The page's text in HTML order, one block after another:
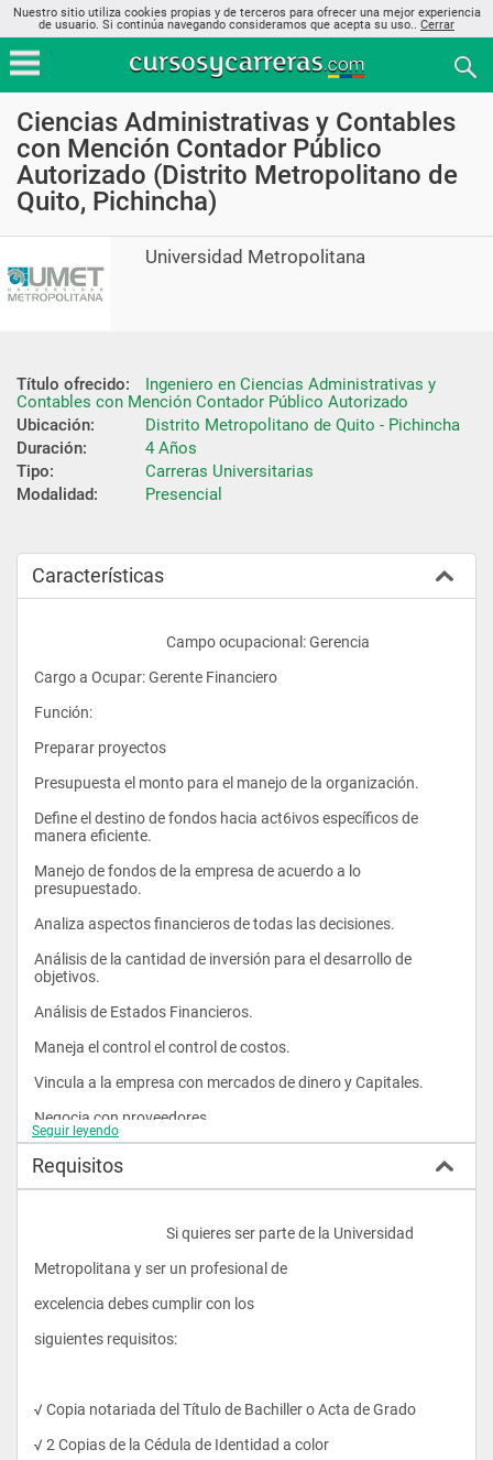
Nuestro sitio utiliza cookies propias y de terceros para ofrecer una mejor experiencia
de usuario. Si continúa navegando consideramos que acepta su uso.. Cerrar
Ciencias Administrativas y Contables
con Mención Contador Público
Autorizado (Distrito Metropolitano de
Quito, Pichincha)
Universidad Metropolitana
Título ofrecido:
Ingeniero en Ciencias Administrativas y
Contables con Mención Contador Público Autorizado
Ubicación:
Distrito Metropolitano de Quito - Pichincha
Duración:
4 Años
Tipo:
Carreras Universitarias
Modalidad:
Presencial
Características
					Campo ocupacional: Gerencia
Cargo a Ocupar: Gerente Financiero
Función:
Preparar proyectos
Presupuesta el monto para el manejo de la organización.
Define el destino de fondos hacia act6ivos específicos de
manera eficiente.
Manejo de fondos de la empresa de acuerdo a lo
presupuestado.
Analiza aspectos financieros de todas las decisiones.
Análisis de la cantidad de inversión para el desarrollo de
objetivos.
Análisis de Estados Financieros.
Maneja el control el control de costos.
Vincula a la empresa con mercados de dinero y Capitales.
Negocia con proveedores.
Control completo de Bodegas
Campo ocupacional: Gerencia
Cargo a Ocupar: Consultor Financiero.
Función:
Asesoría en la Importancia de las inversiones.
Revisar el cumplimiento de los objetivos.
Seguir leyendo
Requisitos
					Si quieres ser parte de la Universidad
Metropolitana y ser un profesional de
excelencia debes cumplir con los
siguientes requisitos:
√ Copia notariada del Título de Bachiller o Acta de Grado
√ 2 Copias de la Cédula de Identidad a color